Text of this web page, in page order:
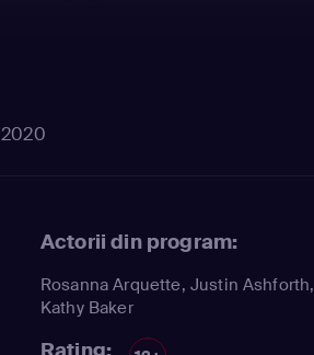
2020
Actorii din program:
Rosanna Arquette, Justin Ashforth,
Kathy Baker